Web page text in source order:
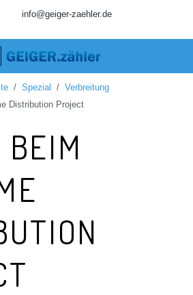
info@geiger-zaehler.de
Spezial
Verbreitung
Distribution Project
BEIM